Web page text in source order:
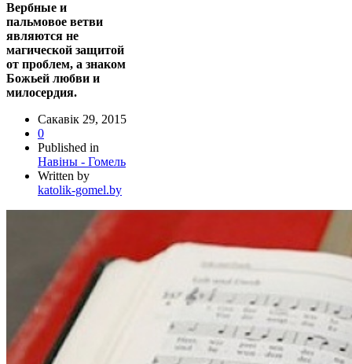
Вербные и
пальмовое ветви
являются не
магической защитой
от проблем, а знаком
Божьей любви и
милосердия.
Сакавік 29, 2015
0
Published in
Навіны - Гомель
Written by
katolik-gomel.by